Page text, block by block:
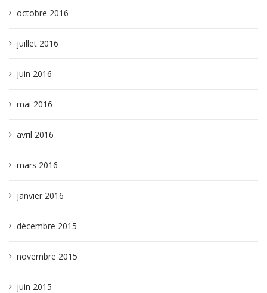
octobre 2016
juillet 2016
juin 2016
mai 2016
avril 2016
mars 2016
janvier 2016
décembre 2015
novembre 2015
juin 2015